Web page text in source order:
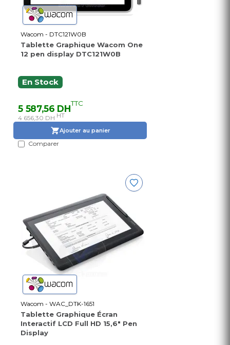
Wacom - DTC121W0B
Tablette Graphique Wacom One
12 pen display DTC121W0B
En Stock
5 587,56 DHTTC
4 656,30 DH HT
Ajouter au panier
Comparer
Wacom - WAC_DTK-1651
Tablette Graphique Écran
Interactif LCD Full HD 15,6" Pen
Display